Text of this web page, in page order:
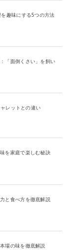
趣味にする5つの方法
「面倒くさい」を飼い
レットとの違い
を家庭で楽しむ秘訣
と食べ方を徹底解説
場の味を徹底解説